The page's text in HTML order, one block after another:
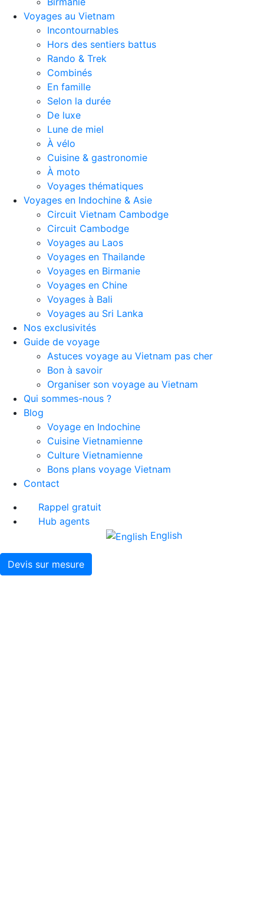
Voyages au Vietnam
Incontournables
Hors des sentiers battus
Rando & Trek
Combinés
En famille
Selon la durée
De luxe
Lune de miel
À vélo
Cuisine & gastronomie
À moto
Voyages thématiques
Voyages en Indochine & Asie
Circuit Vietnam Cambodge
Circuit Cambodge
Voyages au Laos
Voyages en Thailande
Voyages en Birmanie
Voyages en Chine
Voyages à Bali
Voyages au Sri Lanka
Nos exclusivités
Guide de voyage
Astuces voyage au Vietnam pas cher
Bon à savoir
Organiser son voyage au Vietnam
Qui sommes-nous ?
Blog
Voyage en Indochine
Cuisine Vietnamienne
Culture Vietnamienne
Bons plans voyage Vietnam
Contact
Rappel gratuit
Hub agents
English
Devis sur mesure